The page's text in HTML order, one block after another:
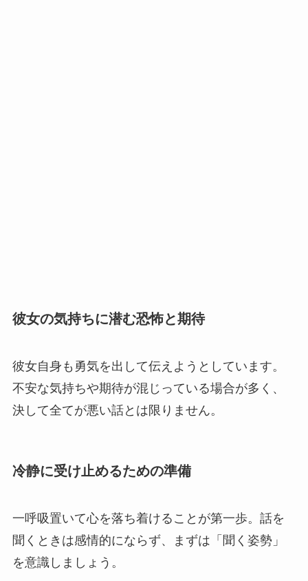
彼女の気持ちに潜む恐怖と期待
彼女自身も勇気を出して伝えようとしています。
不安な気持ちや期待が混じっている場合が多く、
決して全てが悪い話とは限りません。
冷静に受け止めるための準備
一呼吸置いて心を落ち着けることが第一歩。話を
聞くときは感情的にならず、まずは「聞く姿勢」
を意識しましょう。